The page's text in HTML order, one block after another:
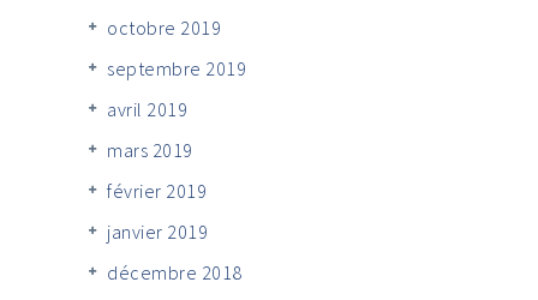
octobre 2019
septembre 2019
avril 2019
mars 2019
février 2019
janvier 2019
décembre 2018